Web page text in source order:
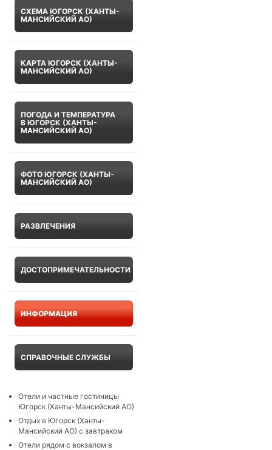
СХЕМА ЮГОРСК (ХАНТЫ-
МАНСИЙСКИЙ АО)
КАРТА ЮГОРСК (ХАНТЫ-
МАНСИЙСКИЙ АО)
ПОГОДА И ТЕМПЕРАТУРА
В ЮГОРСК (ХАНТЫ-
МАНСИЙСКИЙ АО)
ФОТО ЮГОРСК (ХАНТЫ-
МАНСИЙСКИЙ АО)
РАЗВЛЕЧЕНИЯ
ДОСТОПРИМЕЧАТЕЛЬНОСТИ
ИНФОРМАЦИЯ
СПРАВОЧНЫЕ СЛУЖБЫ
Отели и частные гостиницы
Югорск (Ханты-Мансийский АО)
Отдых в Югорск (Ханты-
Мансийский АО) с завтраком
Отели рядом с вокзалом в